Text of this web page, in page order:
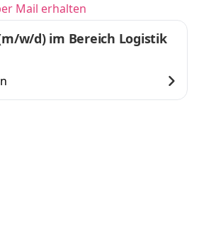
Mail erhalten
w/d) im Bereich Logistik